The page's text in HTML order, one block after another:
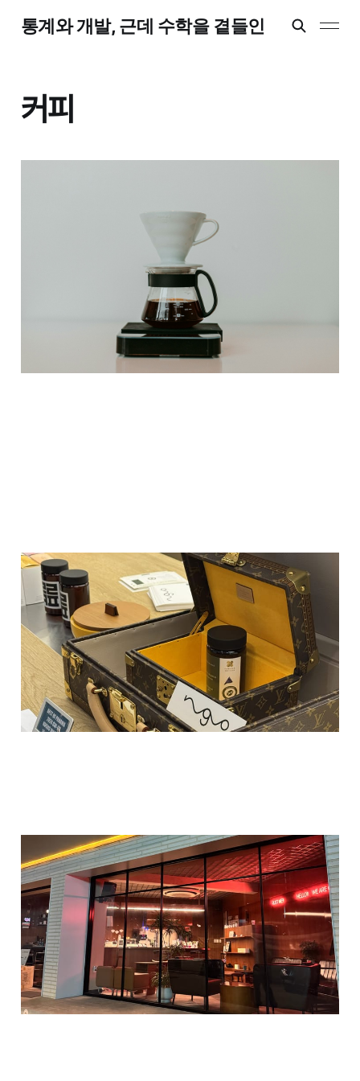
통계와 개발, 근데 수학을 곁들인
커피
ㄹㄹ커피 (루리커피)
30 1월 20267 min read
라운지 클라리멘토
12 9월 2025 4 min read